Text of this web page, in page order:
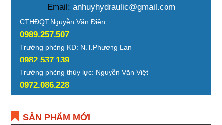
Email: anhuyhydraulic@gmail.com
CTHĐQT:Nguyễn Văn Điền
0989.257.507
Trưởng phòng KD: N.T.Phương Lan
0982.537.139
Trưởng phòng thủy lực: Nguyễn Văn Việt
0972.086.228
SẢN PHẨM MỚI